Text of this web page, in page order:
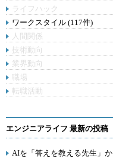
ライフハック
ワークスタイル (117件)
人間関係
技術動向
業界動向
職場
転職活動
エンジニアライフ 最新の投稿
AIを「答えを教える先生」